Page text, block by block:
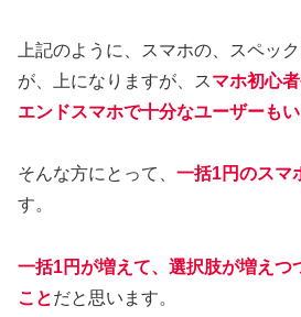
上記のように、スマホの、スペッ
が、上になりますが、スマホ初心
エンドスマホで十分なユーザーもい
そんな方にとって、 一括1円のスマ
す。
一括1円が増えて、選択肢が増えつ
ことだと思います。